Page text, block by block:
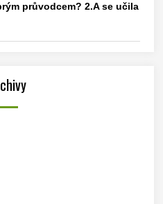
průvodcem? 2.A se učila